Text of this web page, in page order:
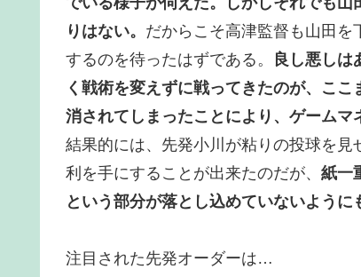
りはない。 だからこそ高津監督も山田を
するのを待ったはずである。
良し悪しは
く戦術を変えずに戦ってきたのが、こ
消されてしまったことにより、ゲームマ
結果的には、先発小川が粘りの投球を
利を手にすることが出来たのだが、 紙一
という部分が落とし込めていないように
注目された先発オーダーは…